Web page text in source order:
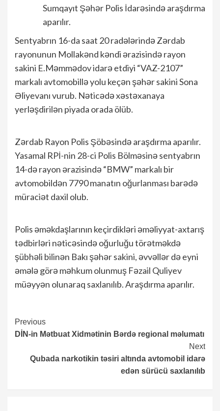
Sumqayıt Şəhər Polis İdarəsində araşdırma
aparılır.
Sentyabrın 16-da saat 20 radələrində Zərdab
rayonunun Mollakənd kəndi ərazisində rayon
sakini E.Məmmədov idarə etdiyi “VAZ-2107”
markalı avtomobillə yolu keçən şəhər sakini Sona
Əliyevanı vurub. Nəticədə xəstəxanaya
yerləşdirilən piyada orada ölüb.
Zərdab Rayon Polis Şöbəsində araşdırma aparılır.
Yasamal RPİ-nin 28-ci Polis Bölməsinə sentyabrın
14-də rayon ərazisində “BMW” markalı bir
avtomobildən 7790 manatın oğurlanması barədə
müraciət daxil olub.
Polis əməkdaşlarının keçirdikləri əməliyyat-axtarış
tədbirləri nəticəsində oğurluğu törətməkdə
şübhəli bilinən Bakı şəhər sakini, əvvəllər də eyni
əmələ görə məhkum olunmuş Fəzail Quliyev
müəyyən olunaraq saxlanılıb. Araşdırma aparılır.
Continue
Reading
Previous
DİN-in Mətbuat Xidmətinin Bərdə regional məlumatı
Next
Qubada narkotikin təsiri altında avtomobil idarə
edən sürücü saxlanılıb